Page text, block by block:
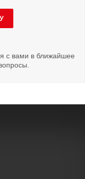
с вами в ближайшее